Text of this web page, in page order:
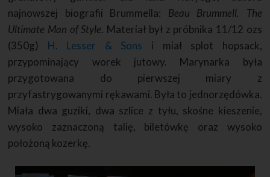
najnowszej biografii Brummella: Beau Brummell. The
Ultimate Man of Style. Materiał był z próbnika 11/12 ozs
(350g) H. Lesser & Sons i miał splot hopsack,
przypominający worek jutowy. Marynarka była
przygotowana do pierwszej miary z
przyfastrygowanymi rękawami. Była to jednorzędówka.
Miała dwa guziki, dwa szlice z tyłu, skośne kieszenie,
wysoko zaznaczoną talię, biletówkę oraz wysoko
położoną kozerkę.